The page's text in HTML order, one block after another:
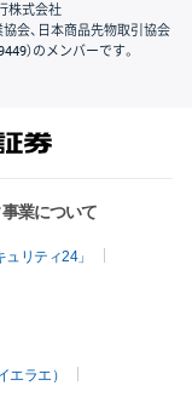
株式会社
会、日本商品先物取引協会
）のメンバーです。
業について
リティ24」
エラエ）